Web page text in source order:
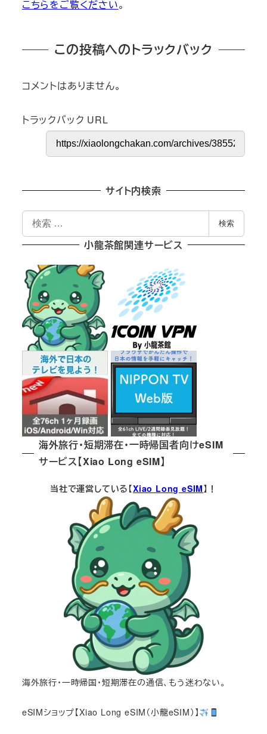
こちらをご覧ください。
この投稿へのトラックバック
コメントはありません。
トラックバック URL
サイト内検索
検
索
検索
小龍茶館関連サービス
海外旅行・短期滞在・一時帰国者向けeSIM
サービス【Xiao Long eSIM】
当社で運営している【Xiao Long eSIM】！
海外旅行・一時帰国・短期滞在の通信、もう迷わない。
eSIMショップ【Xiao Long eSIM（小龍eSIM）】